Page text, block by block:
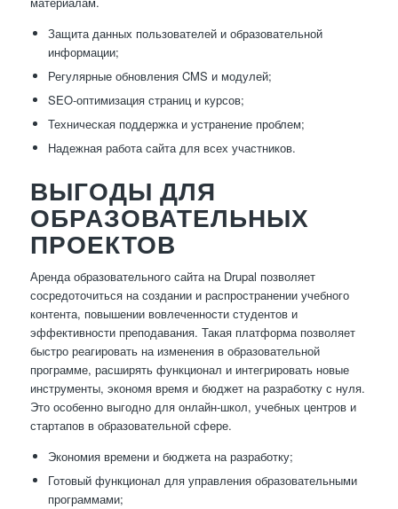
Защита данных пользователей и образовательной
информации;
Регулярные обновления CMS и модулей;
SEO-оптимизация страниц и курсов;
Техническая поддержка и устранение проблем;
Надежная работа сайта для всех участников.
ВЫГОДЫ ДЛЯ
ОБРАЗОВАТЕЛЬНЫХ
ПРОЕКТОВ
Аренда образовательного сайта на Drupal позволяет
сосредоточиться на создании и распространении учебного
контента, повышении вовлеченности студентов и
эффективности преподавания. Такая платформа позволяет
быстро реагировать на изменения в образовательной
программе, расширять функционал и интегрировать новые
инструменты, экономя время и бюджет на разработку с нуля.
Это особенно выгодно для онлайн-школ, учебных центров и
стартапов в образовательной сфере.
Экономия времени и бюджета на разработку;
Готовый функционал для управления образовательными
программами;